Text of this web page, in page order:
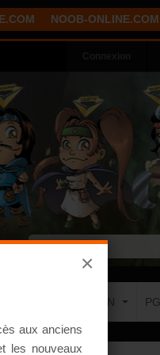
NOOB-ONLINE.COM
×
aux anciens
les nouveaux
COMMUNICATION